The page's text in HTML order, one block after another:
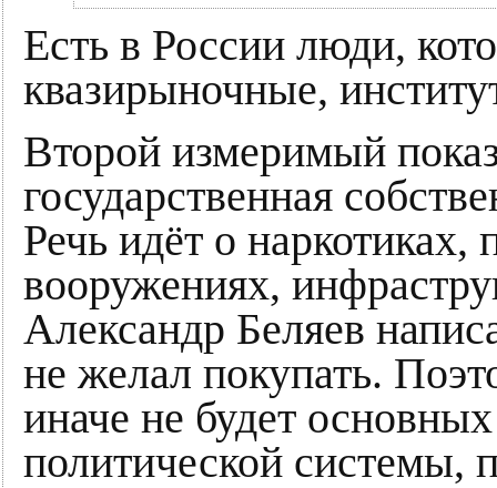
Есть в России люди,
квазирыночные,
Второй измеримый
государственная
Речь идёт о
вооружениях,
Александр Беляев
не желал покупать.
иначе не будет
политической системы,